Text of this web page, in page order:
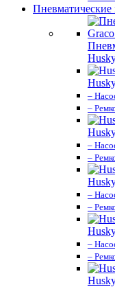
–
–
–
–
–
–
–
–